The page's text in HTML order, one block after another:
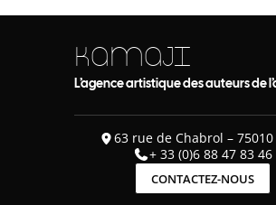
KAMAJI
L’agence artistique des auteurs de
63 rue de Chabrol – 75010
+ 33 (0)6 88 47 83 46
CONTACTEZ-NOUS